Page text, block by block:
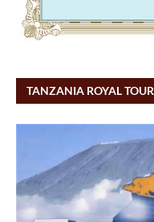
TANZANIA ROYAL TOUR